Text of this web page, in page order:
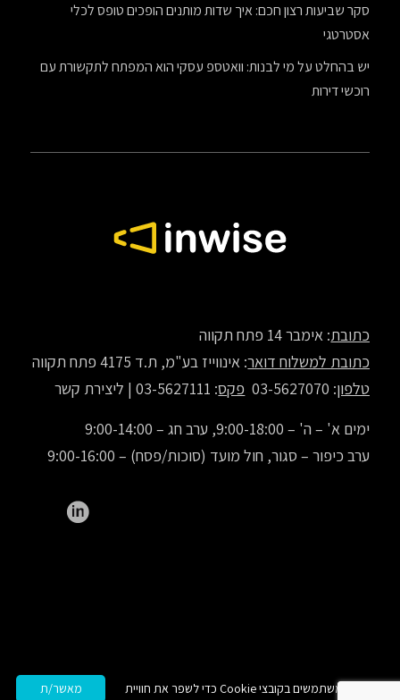
סקר שביעות רצון חכם: איך שדות מותנים הופכים טופס לכלי
אסטרטגי
יש בהחלט על מי לבנות: וואטספ עסקי הוא המפתח לתקשורת עם
רוכשי דירות
כתובת: אימבר 14 פתח תקווה
כתובת למשלוח דואר: אינווייז בע"מ, ת.ד 4175 פתח תקווה
טלפון: 03-5627070 פקס: 03-5627111 |
ליצירת קשר
ימים א' – ה' – 9:00-18:00, ערב חג – 9:00-14:00
ערב כיפור – סגור, חול מועד (סוכות/פסח) – 9:00-16:00
מאשר/ת
אנו משתמשים בקובצי Cookie כדי לשפר את חוויית